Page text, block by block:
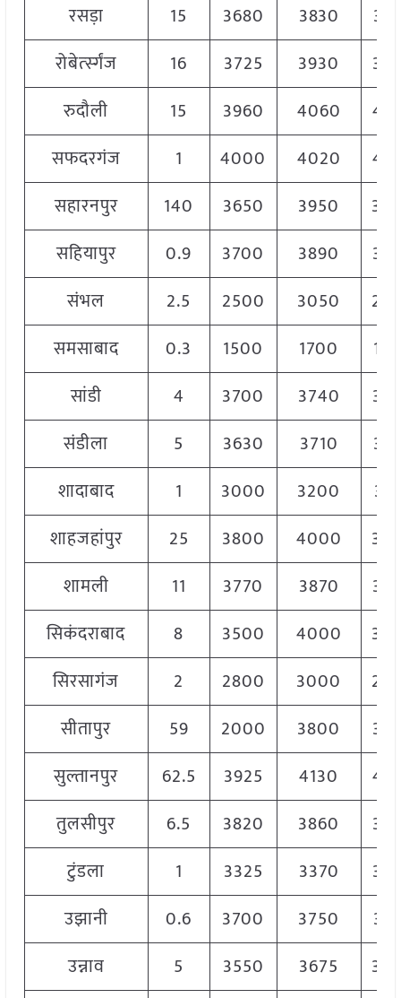
रसड़ा
15 3680 3830
रोबेर्त्स्गंज
16 3725 3930
रुदौली
15 3960 4060
सफदरगंज
1 4000 4020
सहारनपुर
140 3650 3950
सहियापुर
0.9 3700 3890
संभल
2.5 2500 3050
समसाबाद
0.3 1500 1700
सांडी
4 3700 3740
संडीला
5 3630 3710
शादाबाद
1 3000 3200
शाहजहांपुर
25 3800 4000
शामली
11 3770 3870
सिकंदराबाद
8 3500 4000
सिरसागंज
2 2800 3000
सीतापुर
59 2000 3800
सुल्तानपुर
62.5 3925 4130
तुलसीपुर
6.5 3820 3860
टुंडला
1 3325 3370
उझानी
0.6 3700 3750
उन्नाव
5 3550 3675